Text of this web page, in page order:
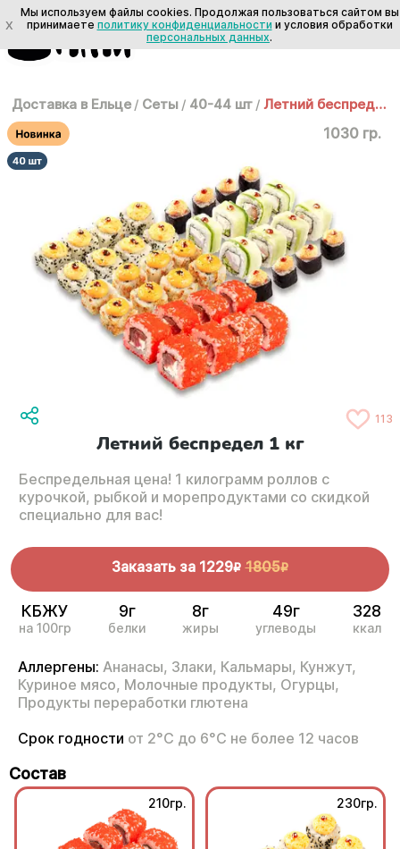
Доставка в Ельце / Сеты / 40-44 шт / Летний беспредел 1 кг
1030 гр.
113
Летний беспредел 1 кг
Беспредельная цена! 1 килограмм роллов с
курочкой, рыбкой и морепродуктами со скидкой
специально для вас!
Заказать за 1229R 1805R
КБЖУ
на 100гр
9г
белки
8г
жиры
49г
углеводы
328
ккал
Аллергены: Ананасы, Злаки, Кальмары, Кунжут,
Куриное мясо, Молочные продукты, Огурцы,
Продукты переработки глютена
Срок годности от 2°С до 6°С не более 12 часов
Состав
210гр. 230гр.
X
Мы используем файлы cookies. Продолжая пользоваться сайтом вы
принимаете политику конфиденциальности и условия обработки
персональных данных.